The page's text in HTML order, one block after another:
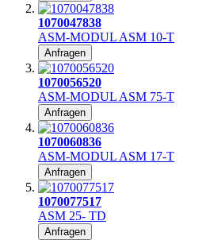
1070047838
ASM-MODUL ASM 10-T
Anfragen
1070056520
ASM-MODUL ASM 75-T
Anfragen
1070060836
ASM-MODUL ASM 17-T
Anfragen
1070077517
ASM 25- TD
Anfragen